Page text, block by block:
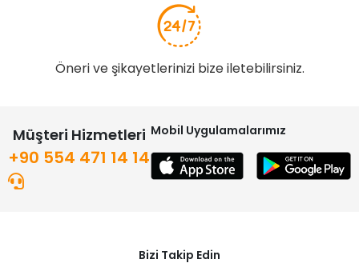
Öneri ve şikayetlerinizi bize iletebilirsiniz.
Müşteri Hizmetleri
+90 554 471 14 14
Mobil Uygulamalarımız
Bizi Takip Edin